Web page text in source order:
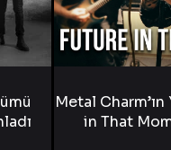
Metal
in That